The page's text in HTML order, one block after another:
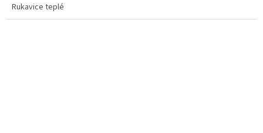
Rukavice teplé